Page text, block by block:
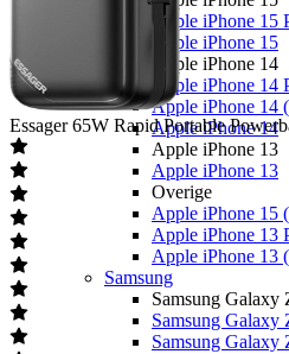
Apple iPhone 15
Apple iPhone 15
Apple iPhone 14
Apple iPhone 14
Apple iPhone 14
Apple iPhone 14
Apple iPhone 13
Apple iPhone 13
Overige
Apple iPhone 15
Apple iPhone 13
Apple iPhone 13
Samsung
Samsung Galaxy
Samsung
Samsung Galaxy
Essager 65W Rapid Portable